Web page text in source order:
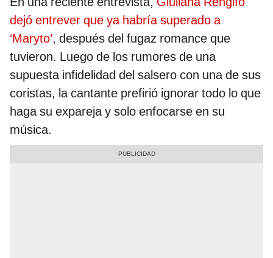
dejó entrever que ya habría superado a
‘Maryto’, después del fugaz romance que
tuvieron. Luego de los rumores de una
supuesta infidelidad del salsero con una de sus
coristas, la cantante prefirió ignorar todo lo que
haga su expareja y solo enfocarse en su
música.